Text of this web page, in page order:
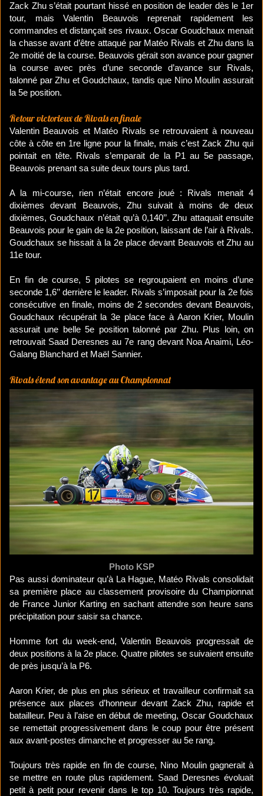
Zack Zhu s’était pourtant hissé en position de leader dès le 1er
tour, mais Valentin Beauvois reprenait rapidement les
commandes et distançait ses rivaux. Oscar Goudchaux menait
la chasse avant d’être attaqué par Matéo Rivals et Zhu dans la
2e moitié de la course. Beauvois gérait son avance pour gagner
la course avec près d’une seconde d’avance sur Rivals,
talonné par Zhu et Goudchaux, tandis que Nino Moulin assurait
la 5e position.
​Retour victorieux de Rivals en finale
Valentin Beauvois et Matéo Rivals se retrouvaient à nouveau
côte à côte en 1re ligne pour la finale, mais c’est Zack Zhu qui
pointait en tête. Rivals s’emparait de la P1 au 5e passage,
Beauvois prenant sa suite deux tours plus tard.
A la mi-course, rien n’était encore joué : Rivals menait 4
dixièmes devant Beauvois, Zhu suivait à moins de deux
dixièmes, Goudchaux n’était qu’à 0,140’’. Zhu attaquait ensuite
Beauvois pour le gain de la 2e position, laissant de l’air à Rivals.
Goudchaux se hissait à la 2e place devant Beauvois et Zhu au
11e tour.
En fin de course, 5 pilotes se regroupaient en moins d’une
seconde 1,6’’ derrière le leader. Rivals s’imposait pour la 2e fois
consécutive en finale, moins de 2 secondes devant Beauvois,
Goudchaux récupérait la 3e place face à Aaron Krier, Moulin
assurait une belle 5e position talonné par Zhu. Plus loin, on
retrouvait Saad Deresnes au 7e rang devant Noa Anaimi, Léo-
Galang Blanchard et Maël Sannier.
​Rivals étend son avantage au Championnat
Photo KSP
Pas aussi dominateur qu’à La Hague, Matéo Rivals consolidait
sa première place au classement provisoire du Championnat
de France Junior Karting en sachant attendre son heure sans
précipitation pour saisir sa chance.
Homme fort du week-end, Valentin Beauvois progressait de
deux positions à la 2e place. Quatre pilotes se suivaient ensuite
de près jusqu’à la P6.
Aaron Krier, de plus en plus sérieux et travailleur confirmait sa
présence aux places d’honneur devant Zack Zhu, rapide et
batailleur. Peu à l’aise en début de meeting, Oscar Goudchaux
se remettait progressivement dans le coup pour être présent
aux avant-postes dimanche et progresser au 5e rang.
Toujours très rapide en fin de course, Nino Moulin gagnerait à
se mettre en route plus rapidement. Saad Deresnes évoluait
petit à petit pour revenir dans le top 10. Toujours très rapide,